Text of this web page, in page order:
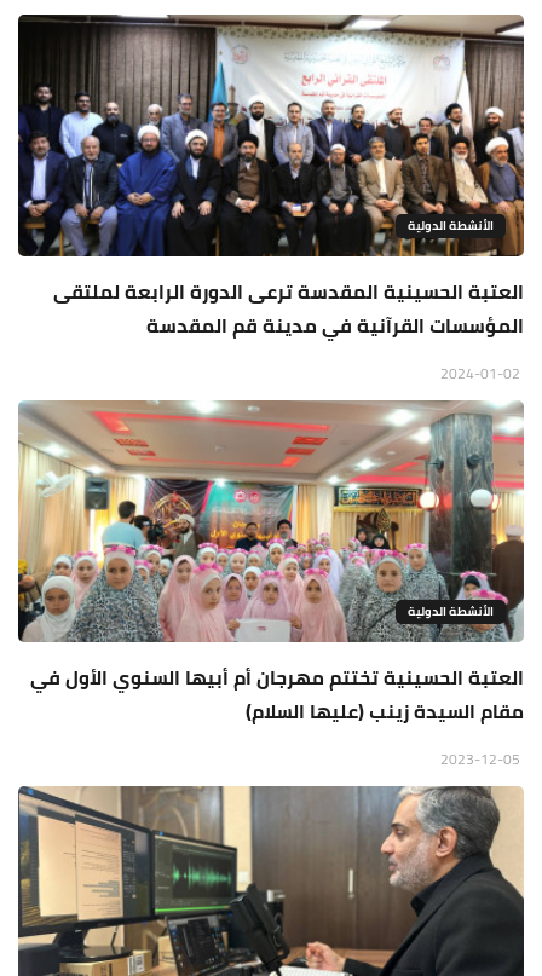
الأنشطة الدولية
العتبة الحسينية المقدسة ترعى الدورة الرابعة لملتقى
المؤسسات القرآنية في مدينة قم المقدسة
الأنشطة الدولية
العتبة الحسينية تختتم مهرجان أم أبيها السنوي الأول في
مقام السيدة زينب (عليها السلام)